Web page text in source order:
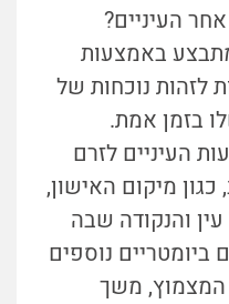
העיניים?
באמצעות
לזהות נוכחות של
בזמן אמת.
העיניים לזרם
מיקום האישון,
והנקודה שבה
נוספים
המצמוץ, משך